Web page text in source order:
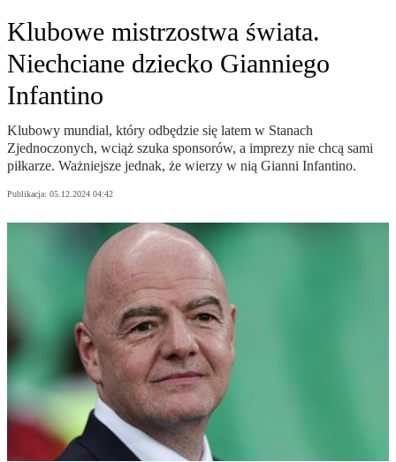
Klubowe mistrzostwa świata.
Niechciane dziecko Gianniego
Infantino
Klubowy mundial, który odbędzie się latem w Stanach
Zjednoczonych, wciąż szuka sponsorów, a imprezy nie chcą sami
piłkarze. Ważniejsze jednak, że wierzy w nią Gianni Infantino.
Publikacja: 05.12.2024 04:42